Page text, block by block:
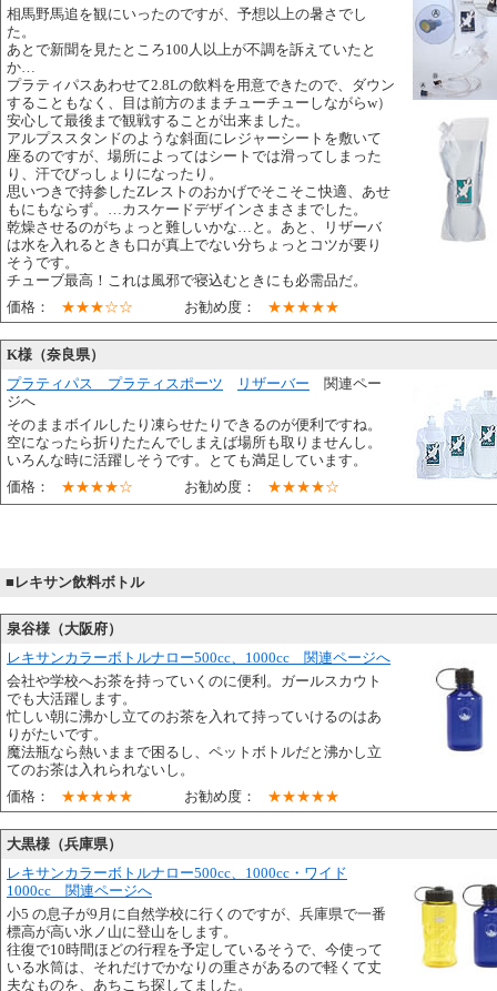
相馬野馬追を観にいったのですが、予想以上の暑さでし
た。
あとで新聞を見たところ100人以上が不調を訴えていたと
か…
プラティパスあわせて2.8Lの飲料を用意できたので、ダウン
することもなく、目は前方のままチューチューしながらw）
安心して最後まで観戦することが出来ました。
アルプススタンドのような斜面にレジャーシートを敷いて
座るのですが、場所によってはシートでは滑ってしまった
り、汗でびっしょりになったり。
思いつきで持参したZレストのおかげでそこそこ快適、あせ
もにもならず。…カスケードデザインさまさまでした。
乾燥させるのがちょっと難しいかな…と。あと、リザーバ
は水を入れるときも口が真上でない分ちょっとコツが要り
そうです。
チューブ最高！これは風邪で寝込むときにも必需品だ。
価格：
★★★☆☆ お勧め度： ★★★★★
K様（奈良県）
プラティパス プラティスポーツ
リザーバー 関連ペー
ジへ
そのままボイルしたり凍らせたりできるのが便利ですね。
空になったら折りたたんでしまえば場所も取りませんし。
いろんな時に活躍しそうです。とても満足しています。
価格：
★★★★☆ お勧め度： ★★★★☆
■レキサン飲料ボトル
泉谷様（大阪府）
レキサンカラーボトルナロー500cc、1000cc 関連ページへ
会社や学校へお茶を持っていくのに便利。ガールスカウト
でも大活躍します。
忙しい朝に沸かし立てのお茶を入れて持っていけるのはあ
りがたいです。
魔法瓶なら熱いままで困るし、ペットボトルだと沸かし立
てのお茶は入れられないし。
価格：
★★★★★ お勧め度： ★★★★★
大黒様（兵庫県）
レキサンカラーボトルナロー500cc、1000cc・ワイド
1000cc 関連ページへ
小5 の息子が9月に自然学校に行くのですが、兵庫県で一番
標高が高い氷ノ山に登山をします。
往復で10時間ほどの行程を予定しているそうで、今使って
いる水筒は、それだけでかなりの重さがあるので軽くて丈
夫なものを、あちこち探してました。